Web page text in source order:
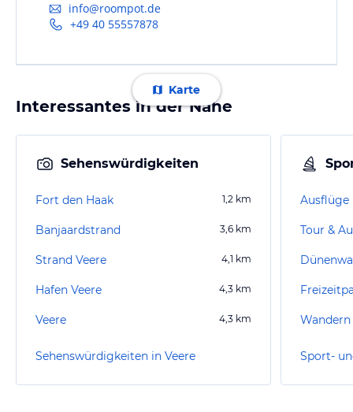
info@roompot.de
+49 40 55557878
Karte
Interessantes in der Nähe
Sehenswürdigkeiten
Fort den Haak 1,2 km
Banjaardstrand 3,6 km
Strand Veere 4,1 km
Hafen Veere 4,3 km
Veere 4,3 km
Sehenswürdigkeiten in Veere
Ausflüge
Tour &
Sport-